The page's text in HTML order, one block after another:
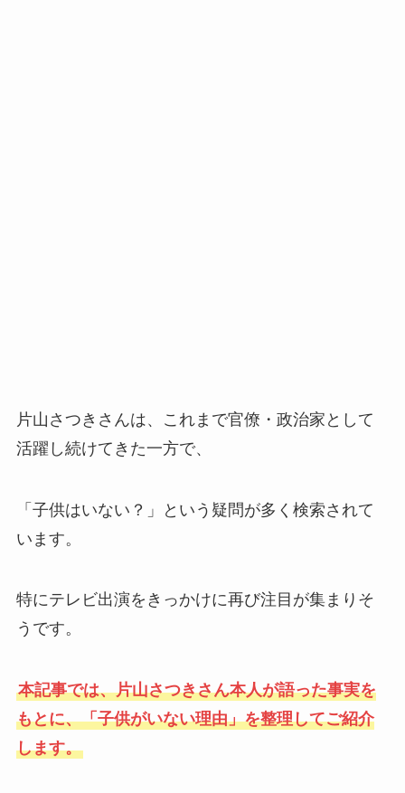
片山さつきさんは、これまで官僚・政治家として
活躍し続けてきた一方で、
「子供はいない？」という疑問が多く検索されて
います。
特にテレビ出演をきっかけに再び注目が集まりそ
うです。
本記事では、片山さつきさん本人が語った事実を
もとに、「子供がいない理由」を整理してご紹介
します。